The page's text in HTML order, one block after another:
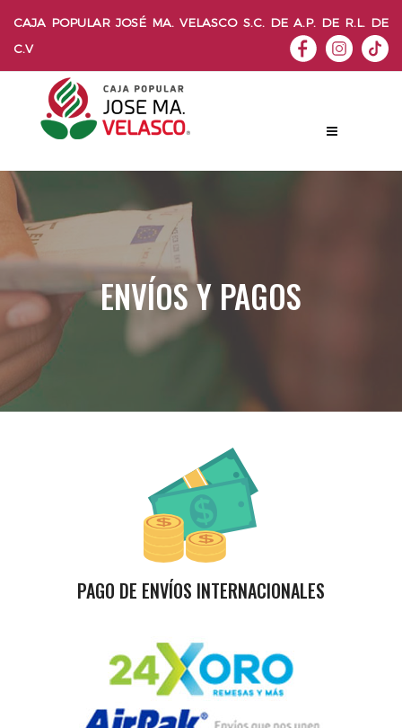
CAJA POPULAR JOSÉ MA. VELASCO S.C. DE A.P. DE R.L. DE
C.V
ENVÍOS Y PAGOS
PAGO DE ENVÍOS INTERNACIONALES